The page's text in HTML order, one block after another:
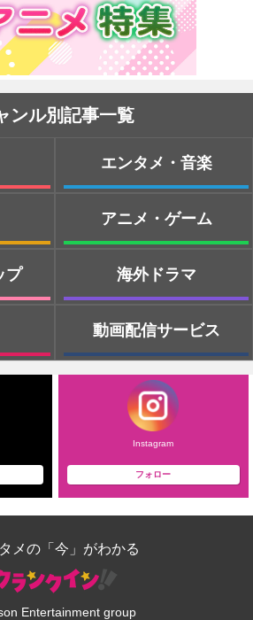
ンル別記事一覧
プ
エンタメ・音楽
アニメ・ゲーム
海外ドラマ
動画配信サービス
Instagram
フォロー
メの「今」がわかる
Entertainment group